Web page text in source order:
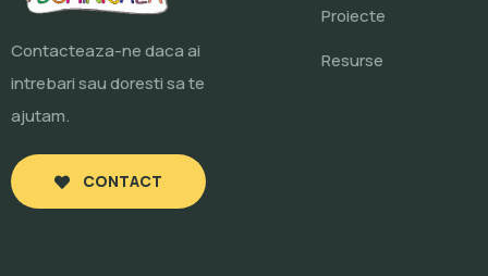
Contacteaza-ne daca ai
intrebari sau doresti sa te
ajutam.
CONTACT
Proiecte
Resurse